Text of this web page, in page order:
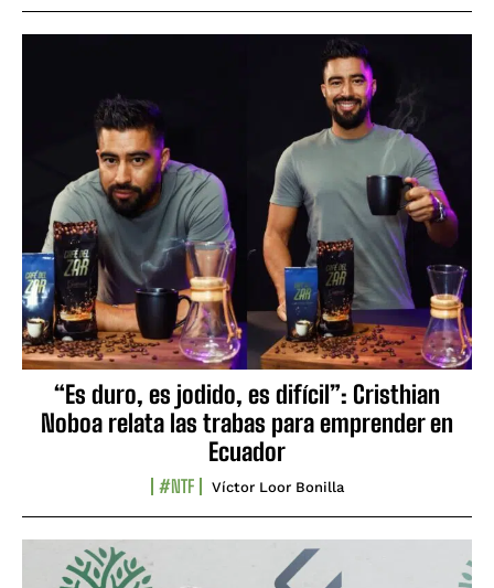
“Es duro, es jodido, es difícil”: Cristhian
Noboa relata las trabas para emprender en
Ecuador
#NTF Víctor Loor Bonilla